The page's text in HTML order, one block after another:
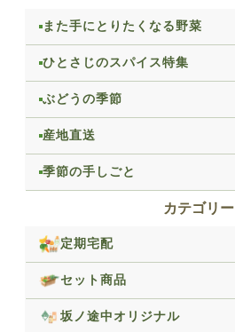
また手にとりたくなる野菜
ひとさじのスパイス特集
ぶどうの季節
産地直送
季節の手しごと
カテゴリー
定期宅配
セット商品
坂ノ途中オリジナル